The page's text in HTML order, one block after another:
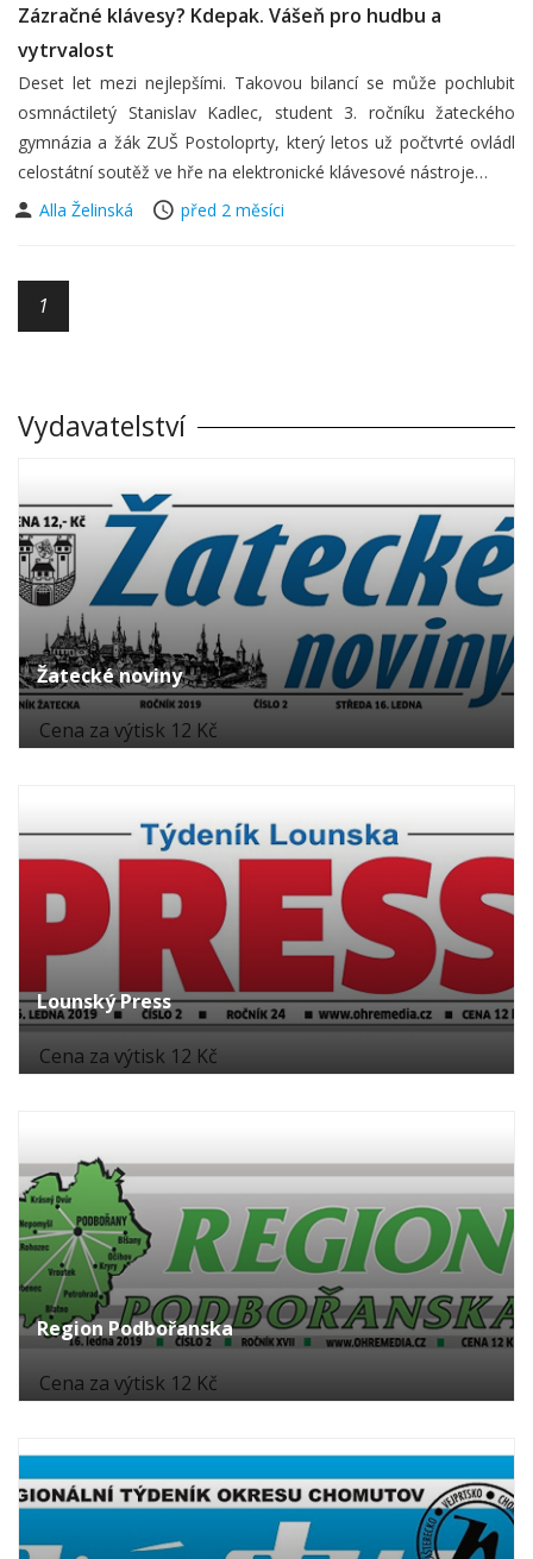
Zázračné klávesy? Kdepak. Vášeň pro hudbu a
vytrvalost
Deset let mezi nejlepšími. Takovou bilancí se může pochlubit
osmnáctiletý Stanislav Kadlec, student 3. ročníku žateckého
gymnázia a žák ZUŠ Postoloprty, který letos už počtvrté ovládl
celostátní soutěž ve hře na elektronické klávesové nástroje…
Alla Želinská
před 2 měsíci
1
Vydavatelství
Žatecké noviny
Cena za výtisk 12 Kč
Lounský Press
Cena za výtisk 12 Kč
Region Podbořanska
Cena za výtisk 12 Kč